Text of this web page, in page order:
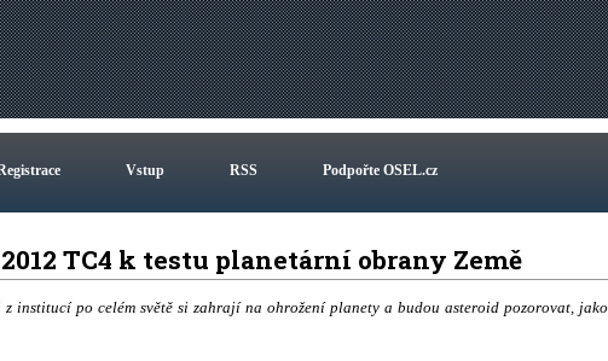
Vstup RSS Podpořte OSEL.cz
TC4 k testu planetární obrany Země
institucí po celém světě si zahrají na ohrožení planety a budou asteroid pozorovat, jako